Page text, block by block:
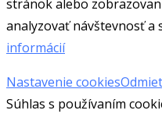
stránok alebo
analyzovať návštevnosť a
informácií
Nastavenie cookies
Súhlas s používaním